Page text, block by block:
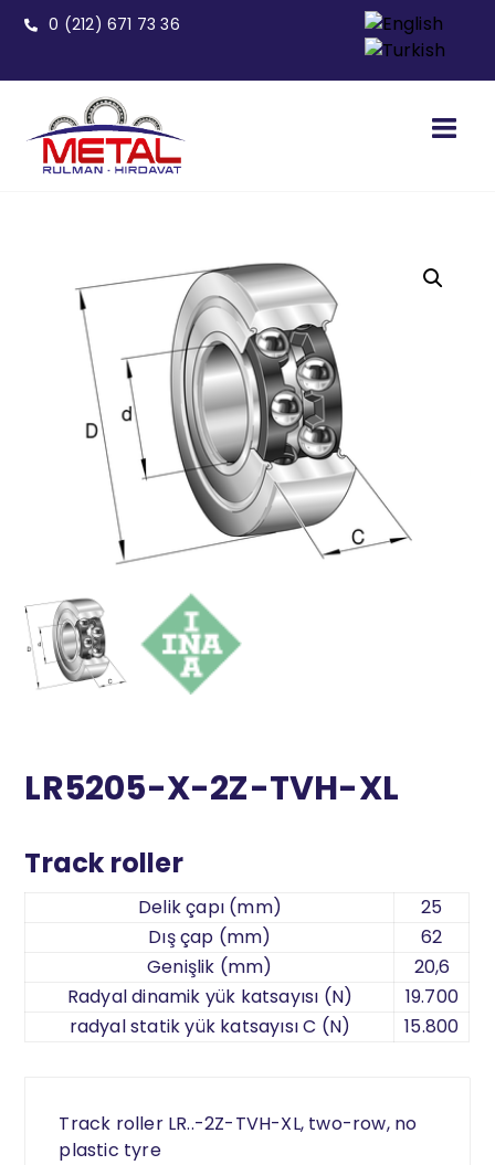
0 (212) 671 73 36
LR5205-X-2Z-TVH-XL
Track roller
Delik çapı (mm)
25
Dış çap (mm)
62
Genişlik (mm)
20,6
Radyal dinamik yük katsayısı (N)
19.700
radyal statik yük katsayısı C (N)
15.800
Track roller LR..-2Z-TVH-XL, two-row, no
plastic tyre